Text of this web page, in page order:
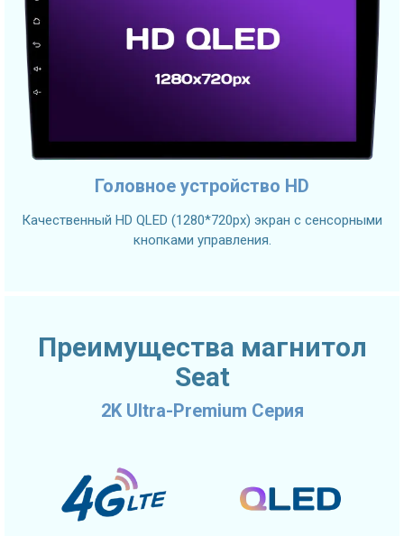
Головное устройство HD
Качественный HD QLED (1280*720px) экран с сенсорными
кнопками управления.
Преимущества магнитол
Seat
2K Ultra-Premium Серия